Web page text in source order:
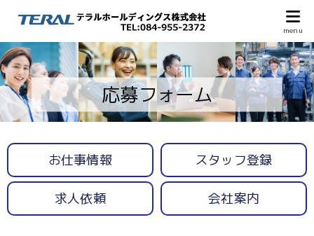
応募フォーム
お仕事情報 スタッフ登録
求人依頼 会社案内